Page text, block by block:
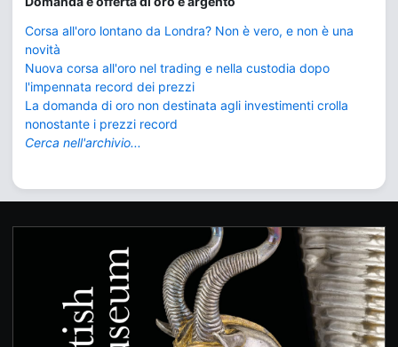
Corsa all'oro lontano da Londra? Non è vero, e non è una
novità
Nuova corsa all'oro nel trading e nella custodia dopo
l'impennata record dei prezzi
La domanda di oro non destinata agli investimenti crolla
nonostante i prezzi record
Cerca nell'archivio...